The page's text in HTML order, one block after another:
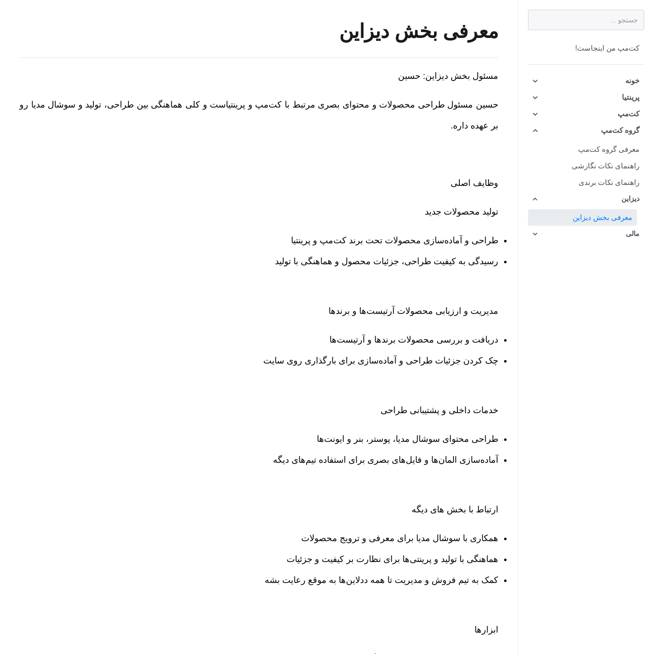
کت‌مپ من اینجاست!
خونه
پرینتیا
کت‌مپ
گروه کت‌مپ
معرفی گروه کت‌مپ
راهنمای نکات نگارشی
راهنمای نکات برندی
دیزاین
معرفی بخش دیزاین
مالی
معرفی بخش دیزاین
مسئول بخش دیزاین: حسین
حسین مسئول طراحی محصولات و محتوای بصری مرتبط با کت‌مپ و پرینتیاست و کلی هماهنگی بین طراحی، تولید و سوشال مدیا رو
بر عهده داره.
وظایف اصلی
تولید محصولات جدید
طراحی و آماده‌سازی محصولات تحت برند کت‌مپ و پرینتیا
رسیدگی به کیفیت طراحی، جزئیات محصول و هماهنگی با تولید
مدیریت و ارزیابی محصولات آرتیست‌ها و برندها
دریافت و بررسی محصولات برندها و آرتیست‌ها
چک کردن جزئیات طراحی و آماده‌سازی برای بارگذاری روی سایت
خدمات داخلی و پشتیبانی طراحی
طراحی محتوای سوشال مدیا، پوستر، بنر و ایونت‌ها
آماده‌سازی المان‌ها و فایل‌های بصری برای استفاده تیم‌های دیگه
ارتباط با بخش های دیگه
همکاری با سوشال مدیا برای معرفی و ترویج محصولات
هماهنگی با تولید و پرینتی‌ها برای نظارت بر کیفیت و جزئیات
کمک به تیم فروش و مدیریت تا همه ددلاین‌ها به موقع رعایت بشه
ابزارها